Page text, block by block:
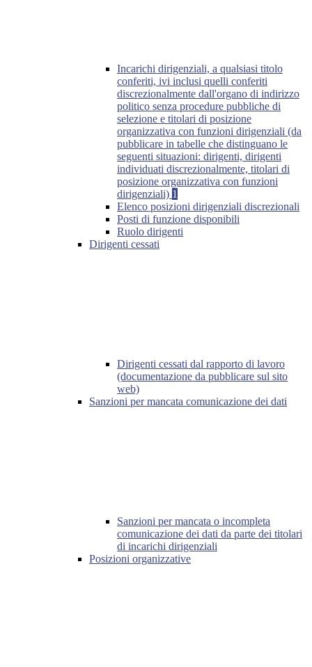
Incarichi dirigenziali, a qualsiasi titolo
conferiti, ivi inclusi quelli conferiti
discrezionalmente dall'organo di indirizzo
politico senza procedure pubbliche di
selezione e titolari di posizione
organizzativa con funzioni dirigenziali (da
pubblicare in tabelle che distinguano le
seguenti situazioni: dirigenti, dirigenti
individuati discrezionalmente, titolari di
posizione organizzativa con funzioni
dirigenziali) 1
Elenco posizioni dirigenziali discrezionali
Posti di funzione disponibili
Ruolo dirigenti
Dirigenti cessati
Dirigenti cessati dal rapporto di lavoro
(documentazione da pubblicare sul sito
web)
Sanzioni per mancata comunicazione dei dati
Sanzioni per mancata o incompleta
comunicazione dei dati da parte dei titolari
di incarichi dirigenziali
Posizioni organizzative